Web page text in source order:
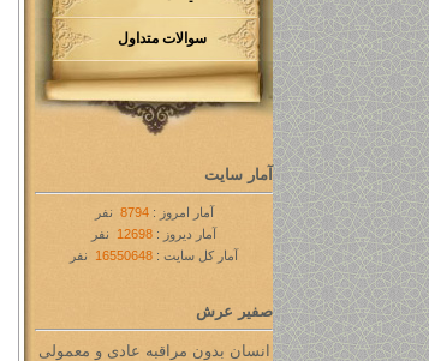
سوالات متداول
آمار سایت
آمار امروز :8794 نفر
آمار دیروز : 12698 نفر
آمار کل سایت : 16550648 نفر
صفیر عرش
انسان بدون مراقبه عادی و معمولی